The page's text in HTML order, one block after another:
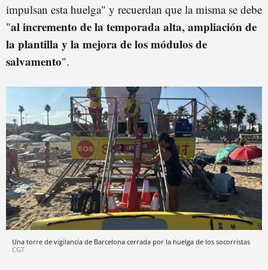
impulsan esta huelga" y recuerdan que la misma se debe
"al incremento de la temporada alta, ampliación de
la plantilla y la mejora de los módulos de
salvamento".
Una torre de vigilancia de Barcelona cerrada por la huelga de los socorristas
CGT